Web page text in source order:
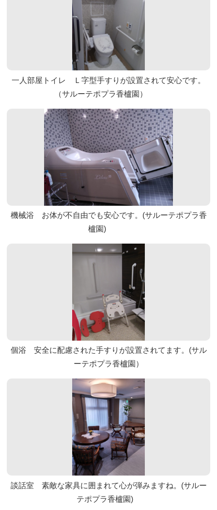
一人部屋トイレ Ｌ字型手すりが設置されて安心です。
（サルーテポプラ香櫨園）
機械浴 お体が不自由でも安心です。(サルーテポプラ香
櫨園)
個浴 安全に配慮された手すりが設置されてます。(サル
ーテポプラ香櫨園）
談話室 素敵な家具に囲まれて心が弾みますね。(サルー
テポプラ香櫨園)